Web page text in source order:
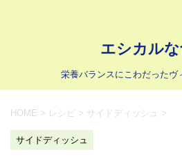
エシカル
栄養バランスにこわだったヴ
HOME > レシピ > サイドディッシュ >
サイドディッシュ